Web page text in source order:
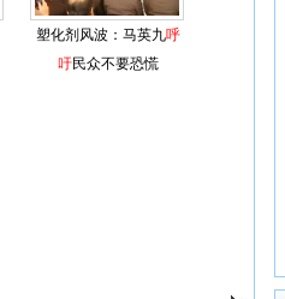
塑化剂风波：马英九呼
吁民众不要恐慌